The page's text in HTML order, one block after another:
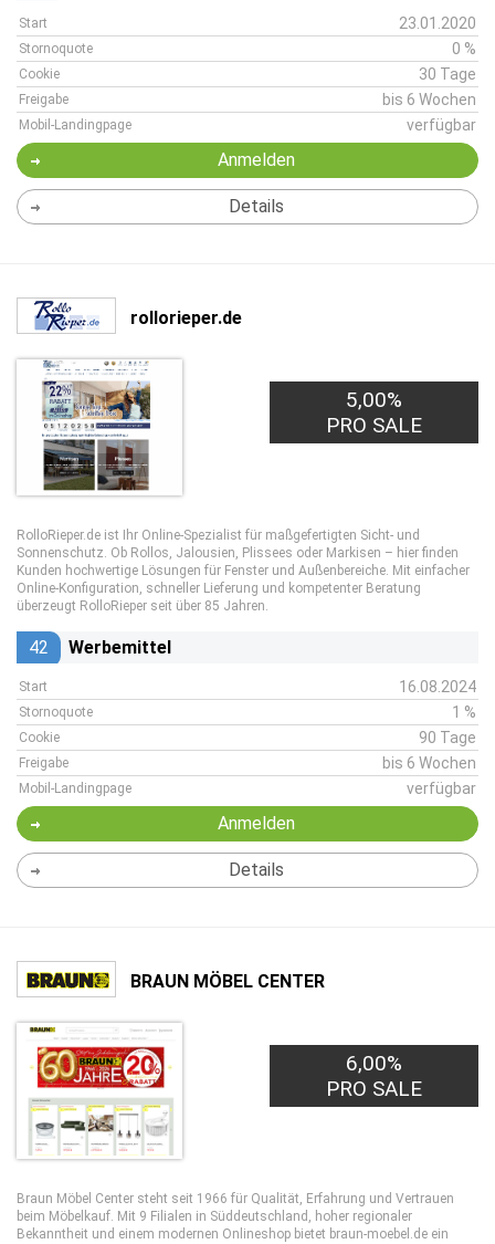
Start 23.01.2020
Stornoquote 0 %
Cookie 30 Tage
Freigabe bis 6 Wochen
Mobil-Landingpage verfügbar
Anmelden
Details
rollorieper.de
5,00%
PRO SALE
RolloRieper.de ist Ihr Online-Spezialist für maßgefertigten Sicht- und
Sonnenschutz. Ob Rollos, Jalousien, Plissees oder Markisen – hier finden
Kunden hochwertige Lösungen für Fenster und Außenbereiche. Mit einfacher
Online-Konfiguration, schneller Lieferung und kompetenter Beratung
überzeugt RolloRieper seit über 85 Jahren.
42 Werbemittel
Start 16.08.2024
Stornoquote 1 %
Cookie 90 Tage
Freigabe bis 6 Wochen
Mobil-Landingpage verfügbar
Anmelden
Details
BRAUN MÖBEL CENTER
6,00%
PRO SALE
Braun Möbel Center steht seit 1966 für Qualität, Erfahrung und Vertrauen
beim Möbelkauf. Mit 9 Filialen in Süddeutschland, hoher regionaler
Bekanntheit und einem modernen Onlineshop bietet braun-moebel.de ein